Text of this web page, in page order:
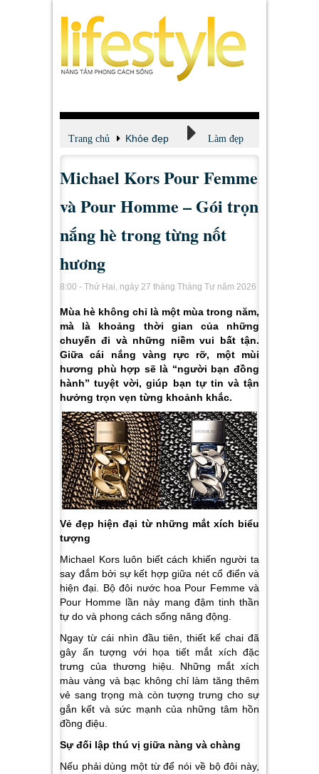
Trang chủ Khỏe đẹp Làm đẹp
Michael Kors Pour Femme
và Pour Homme – Gói trọn
nắng hè trong từng nốt
hương
8:00 - Thứ Hai, ngày 27 tháng Tháng Tư năm 2026
Mùa hè không chỉ là một mùa trong năm,
mà là khoảng thời gian của những
chuyến đi và những niềm vui bất tận.
Giữa cái nắng vàng rực rỡ, một mùi
hương phù hợp sẽ là “người bạn đồng
hành” tuyệt vời, giúp bạn tự tin và tận
hưởng trọn vẹn từng khoảnh khắc.
Vẻ đẹp hiện đại từ những mắt xích biểu
tượng
Michael Kors luôn biết cách khiến người ta
say đắm bởi sự kết hợp giữa nét cổ điển và
hiện đại. Bộ đôi nước hoa Pour Femme và
Pour Homme lần này mang đậm tinh thần
tự do và phong cách sống năng động.
Ngay từ cái nhìn đầu tiên, thiết kế chai đã
gây ấn tượng với họa tiết mắt xích đặc
trưng của thương hiệu. Những mắt xích
màu vàng và bạc không chỉ làm tăng thêm
vẻ sang trọng mà còn tượng trưng cho sự
gắn kết và sức mạnh của những tâm hồn
đồng điệu.
Sự đối lập thú vị giữa nàng và chàng
Nếu phải dùng một từ để nói về bộ đôi này,